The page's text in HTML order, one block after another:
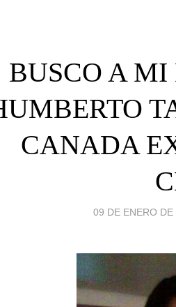
BUSCO A
CANADA
09 DE ENERO